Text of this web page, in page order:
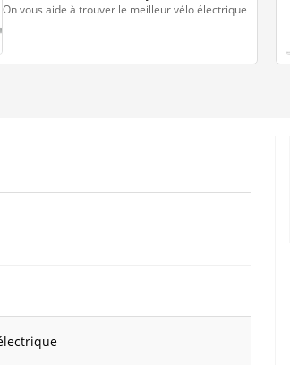
On vous aide à trouver le meilleur vélo électrique